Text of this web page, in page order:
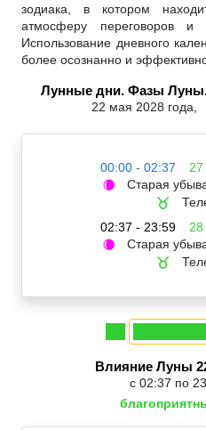
зодиака, в котором
атмосферу переговоров и
Использование дневного
более осознанно и
Лунные дни. Фазы Луны.
22 мая 2028 года,
00:00 - 02:37 27
🌘 Старая
♉
02:37 - 23:59
28
🌘 Старая
♉
Влияние Луны
с 02:37 по